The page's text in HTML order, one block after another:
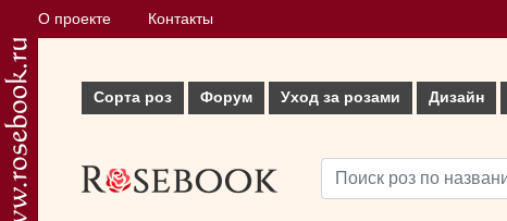
О проекте Контакты
Сорта роз Форум Уход за розами Дизайн